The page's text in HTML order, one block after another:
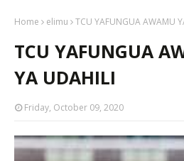
Home elimu TCU YAFUNGUA AWAMU
TCU YAFUNGUA
YA UDAHILI
Friday, October 09, 2020